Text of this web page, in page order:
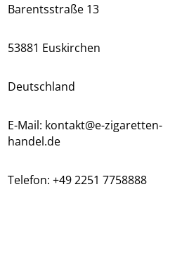
Barentsstraße 13
53881 Euskirchen
Deutschland
E-Mail: kontakt@e-zigaretten-
handel.de
Telefon: +49 2251 7758888